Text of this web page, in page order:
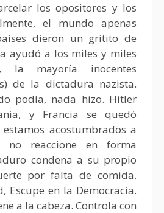
los opositores y los
el mundo apenas
dieron un gritito de
ayudó a los miles y miles
la mayoría inocentes
de la dictadura nazista.
podía, nada hizo. Hitler
y Francia se quedó
acostumbrados a
reaccione en forma
condena a su propio
por falta de comida.
Escupe en la Democracia.
a la cabeza. Controla con